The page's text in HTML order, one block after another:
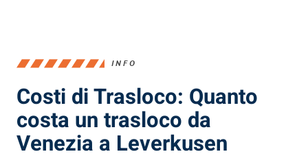
INFO
Costi di Trasloco: Quanto
costa un trasloco da
Venezia a Leverkusen